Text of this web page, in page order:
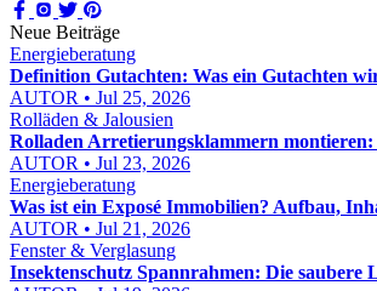
Neue Beiträge
Energieberatung
Definition Gutachten: Was ein Gutachten
AUTOR • Jul 25, 2026
Rolläden & Jalousien
Rolladen Arretierungsklammern
AUTOR • Jul 23, 2026
Energieberatung
Was ist ein Exposé Immobilien? Aufbau,
AUTOR • Jul 21, 2026
Fenster & Verglasung
Insektenschutz Spannrahmen: Die saubere